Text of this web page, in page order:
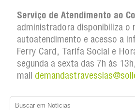
Serviço de Atendimento ao
administradora disponibiliza o
autoatendimento e acesso a
Ferry Card, Tarifa Social e
segunda a sexta das 7h às
mail